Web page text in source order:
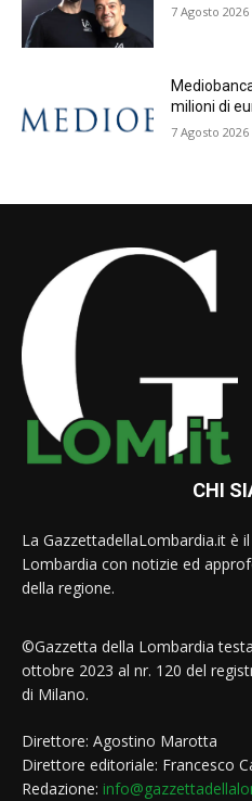
7 Agosto 2026
milioni di
7 Agosto 2026
CHI
La GazzettadellaLombardia.it è
Lombardia con notizie ed
della regione.
©Gazzetta della Lombardia
ottobre 2023 al nr. 120 del
di Milano.
Direttore: Agostino Marotta
Direttore editoriale: Francesco
Redazione: